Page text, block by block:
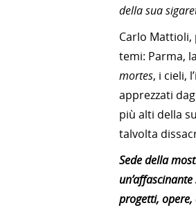
della sua
Carlo
temi: Parma,
mortes, i cieli,
apprezzati
più alti della
talvolta
Sede della
progetti, opere,